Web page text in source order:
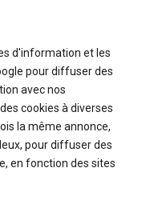
d'information et les
pour diffuser des
avec nos
cookies à diverses
la même annonce,
pour diffuser des
en fonction des sites